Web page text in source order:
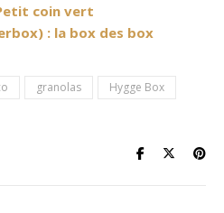
coin vert
: la box des box
granolas
Hygge Box